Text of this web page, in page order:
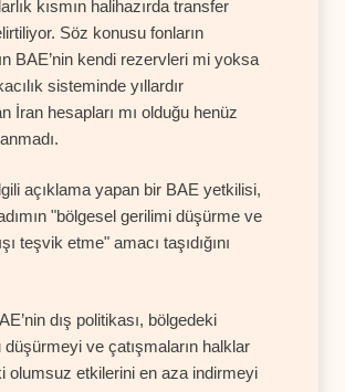
kısmın halihazırda transfer
Söz konusu fonların
BAE’nin kendi rezervleri mi yoksa
sisteminde yıllardır
İran hesapları mı olduğu henüz
açıklama yapan bir BAE yetkilisi,
"bölgesel gerilimi düşürme ve
teşvik etme" amacı taşıdığını
dış politikası, bölgedeki
ve çatışmaların halklar
olumsuz etkilerini en aza indirmeyi